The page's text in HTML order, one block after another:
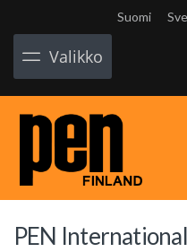
Suomi
Valikko
PEN